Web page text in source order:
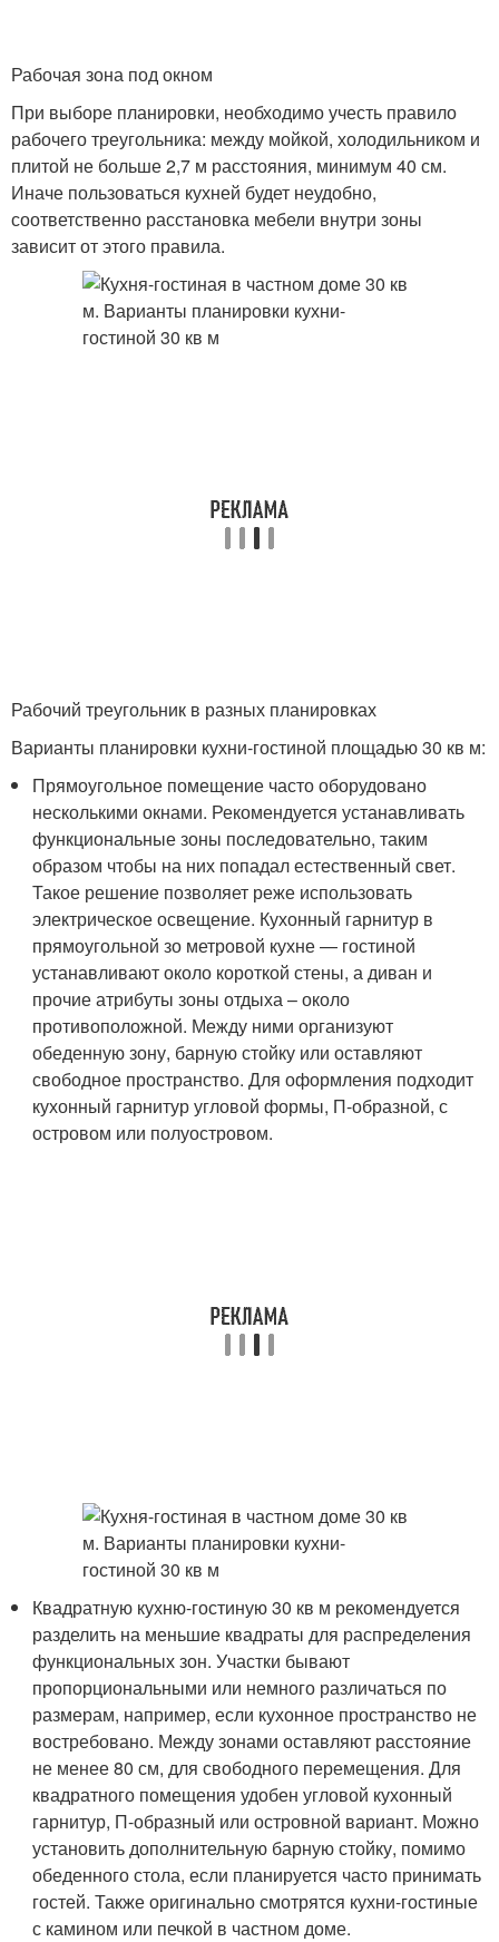
Рабочая зона под окном
При выборе планировки, необходимо учесть правило
рабочего треугольника: между мойкой, холодильником и
плитой не больше 2,7 м расстояния, минимум 40 см.
Иначе пользоваться кухней будет неудобно,
соответственно расстановка мебели внутри зоны
зависит от этого правила.
Рабочий треугольник в разных планировках
Варианты планировки кухни-гостиной площадью 30 кв м:
Прямоугольное помещение часто оборудовано
несколькими окнами. Рекомендуется устанавливать
функциональные зоны последовательно, таким
образом чтобы на них попадал естественный свет.
Такое решение позволяет реже использовать
электрическое освещение. Кухонный гарнитур в
прямоугольной зо метровой кухне — гостиной
устанавливают около короткой стены, а диван и
прочие атрибуты зоны отдыха – около
противоположной. Между ними организуют
обеденную зону, барную стойку или оставляют
свободное пространство. Для оформления подходит
кухонный гарнитур угловой формы, П-образной, с
островом или полуостровом.
Квадратную кухню-гостиную 30 кв м рекомендуется
разделить на меньшие квадраты для распределения
функциональных зон. Участки бывают
пропорциональными или немного различаться по
размерам, например, если кухонное пространство не
востребовано. Между зонами оставляют расстояние
не менее 80 см, для свободного перемещения. Для
квадратного помещения удобен угловой кухонный
гарнитур, П-образный или островной вариант. Можно
установить дополнительную барную стойку, помимо
обеденного стола, если планируется часто принимать
гостей. Также оригинально смотрятся кухни-гостиные
с камином или печкой в частном доме.